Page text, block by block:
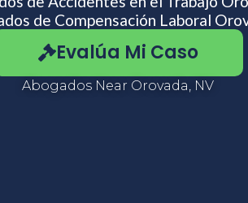
de Compensación Laboral
Evalúa Mi Caso
Abogados Near Orovada, NV